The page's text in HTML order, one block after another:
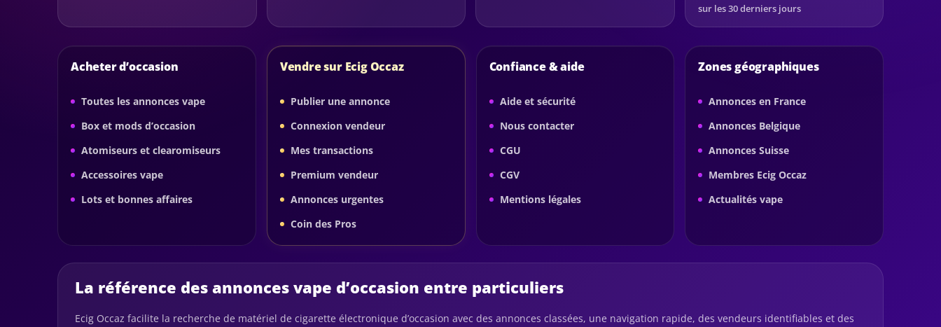
sur les 30 derniers jours
Acheter d’occasion
Toutes les annonces vape
Box et mods d’occasion
Atomiseurs et clearomiseurs
Accessoires vape
Lots et bonnes affaires
Vendre sur Ecig Occaz
Publier une annonce
Connexion vendeur
Mes transactions
Premium vendeur
Annonces urgentes
Coin des Pros
Confiance & aide
Aide et sécurité
Nous contacter
CGU
CGV
Mentions légales
Zones géographiques
Annonces en France
Annonces Belgique
Annonces Suisse
Membres Ecig Occaz
Actualités vape
La référence des annonces vape d’occasion entre particuliers
Ecig Occaz facilite la recherche de matériel de cigarette électronique d’occasion avec des annonces classées, une navigation rapide, des vendeurs identifiables et des